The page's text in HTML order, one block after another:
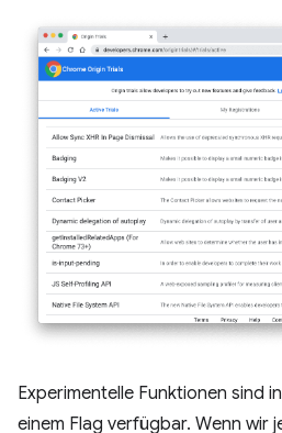
Experimentelle Funktionen sind
einem Flag verfügbar. Wenn wir